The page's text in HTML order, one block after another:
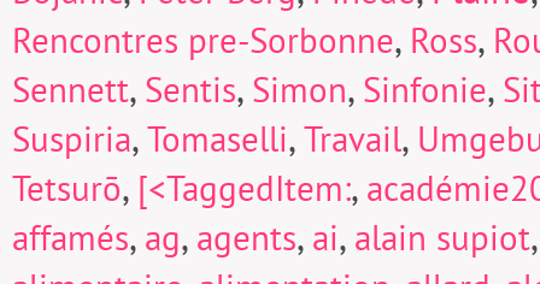
Rencontres pre-Sorbonne, Ross,
Sennett, Sentis, Simon, Sinfonie,
Suspiria,Tomaselli,Travail,
Tetsurō, [<TaggedItem:,
affamés, ag, agents, ai, alain supiot